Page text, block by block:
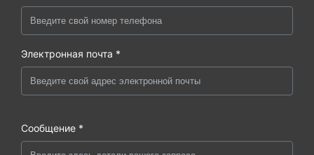
Электронная почта *
Сообщение *